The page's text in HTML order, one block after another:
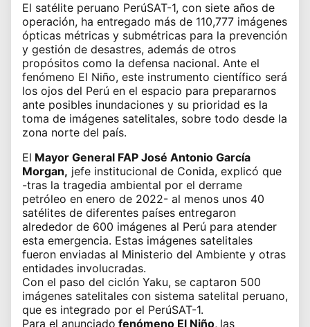
El satélite peruano PerúSAT-1, con siete años de
operación, ha entregado más de 110,777 imágenes
ópticas métricas y submétricas para la prevención
y gestión de desastres, además de otros
propósitos como la defensa nacional. Ante el
fenómeno El Niño, este instrumento científico será
los ojos del Perú en el espacio para prepararnos
ante posibles inundaciones y su prioridad es la
toma de imágenes satelitales, sobre todo desde la
zona norte del país.
El Mayor General FAP José Antonio García
Morgan, jefe institucional de Conida, explicó que
-tras la tragedia ambiental por el derrame
petróleo en enero de 2022- al menos unos 40
satélites de diferentes países entregaron
alrededor de 600 imágenes al Perú para atender
esta emergencia. Estas imágenes satelitales
fueron enviadas al Ministerio del Ambiente y otras
entidades involucradas.
Con el paso del ciclón Yaku, se captaron 500
imágenes satelitales con sistema satelital peruano,
que es integrado por el PerúSAT-1.
Para el anunciado fenómeno El Niño, las